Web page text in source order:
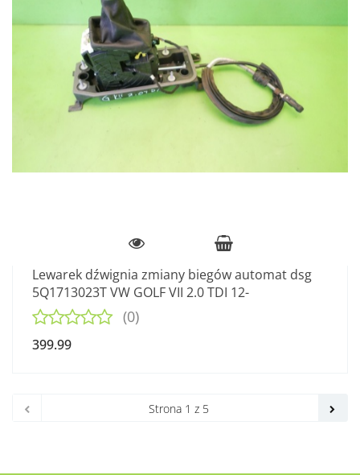
Lewarek dźwignia zmiany biegów automat dsg
5Q1713023T VW GOLF VII 2.0 TDI 12-
(0)
399.99